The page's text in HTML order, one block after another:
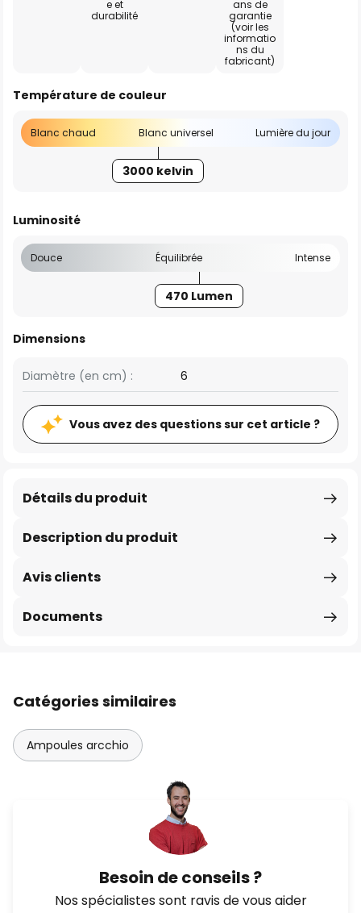
e et
durabilité
ans de
garantie
(voir les
informatio
ns du
fabricant)
Température de couleur
Blanc chaud Blanc universel Lumière du jour
3000 kelvin
Luminosité
Douce Équilibrée Intense
470 Lumen
Dimensions
Diamètre (en cm) : 6
Vous avez des questions sur cet article ?
Description du produit
Détails du produit
Avis clients
Documents
Catégories similaires
Ampoules arcchio
Besoin de conseils ?
Nos spécialistes sont ravis de vous aider